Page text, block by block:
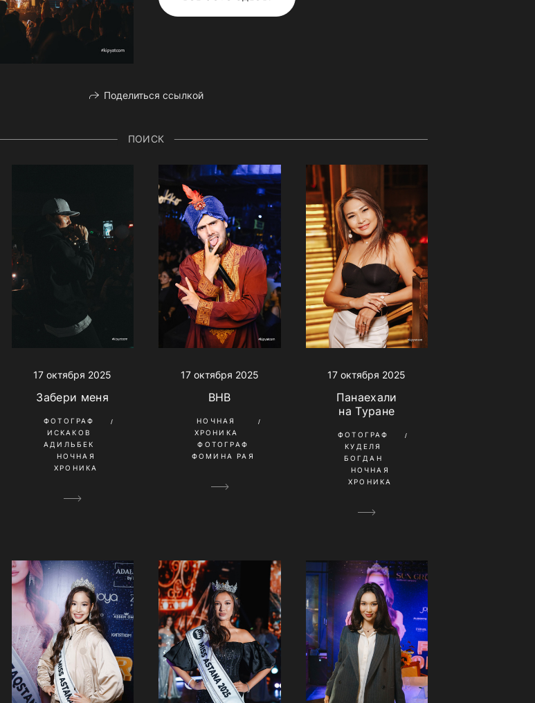
Поделиться ссылкой
ПОИСК
17 октября 2025
Забери меня
ФОТОГРАФ
ИСКАКОВ
АДИЛЬБЕК
НОЧНАЯ
ХРОНИКА
17 октября 2025
BHB
НОЧНАЯ
ХРОНИКА
ФОТОГРАФ
ФОМИНА РАЯ
17 октября 2025
Панаехали
на Туране
ФОТОГРАФ
КУДЕЛЯ
БОГДАН
НОЧНАЯ
ХРОНИКА